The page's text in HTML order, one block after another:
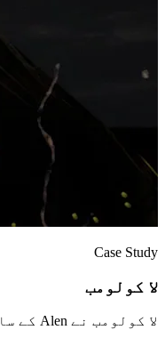
Case Study
لا کولومب
لا کولومب نے Alen کے ساتھ شراکت کی تاکہ ان کے سبسکرپشن پلیٹ فارم کو بہتر بنایا جائے، جو صارف کے تجربے اور عمل کی کارکردگی پر مرکوز ہے۔